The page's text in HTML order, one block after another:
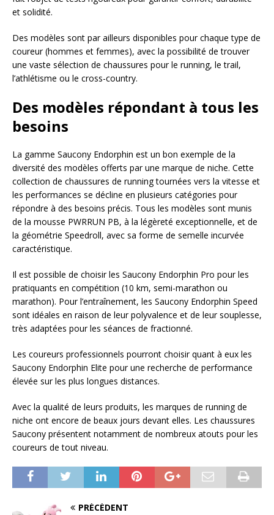
et solidité.
Des modèles sont par ailleurs disponibles pour chaque type de
coureur (hommes et femmes), avec la possibilité de trouver
une vaste sélection de chaussures pour le running, le trail,
l’athlétisme ou le cross-country.
Des modèles répondant à tous les
besoins
La gamme Saucony Endorphin est un bon exemple de la
diversité des modèles offerts par une marque de niche. Cette
collection de chaussures de running tournées vers la vitesse et
les performances se décline en plusieurs catégories pour
répondre à des besoins précis. Tous les modèles sont munis
de la mousse PWRRUN PB, à la légèreté exceptionnelle, et de
la géométrie Speedroll, avec sa forme de semelle incurvée
caractéristique.
Il est possible de choisir les Saucony Endorphin Pro pour les
pratiquants en compétition (10 km, semi-marathon ou
marathon). Pour l’entraînement, les Saucony Endorphin Speed
sont idéales en raison de leur polyvalence et de leur souplesse,
très adaptées pour les séances de fractionné.
Les coureurs professionnels pourront choisir quant à eux les
Saucony Endorphin Elite pour une recherche de performance
élevée sur les plus longues distances.
Avec la qualité de leurs produits, les marques de running de
niche ont encore de beaux jours devant elles. Les chaussures
Saucony présentent notamment de nombreux atouts pour les
coureurs de tout niveau.
PRÉCÉDENT